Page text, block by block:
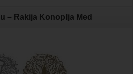
– Rakija Konoplja Med